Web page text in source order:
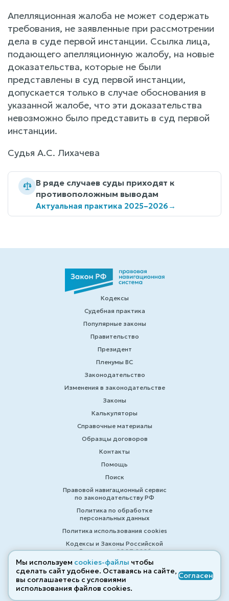
Апелляционная жалоба не может содержать
требования, не заявленные при рассмотрении
дела в суде первой инстанции. Ссылка лица,
подающего апелляционную жалобу, на новые
доказательства, которые не были
представлены в суд первой инстанции,
допускается только в случае обоснования в
указанной жалобе, что эти доказательства
невозможно было представить в суд первой
инстанции.
Судья А.С. Лихачева
В ряде случаев суды приходят к
противоположным выводам
Актуальная практика 2025–2026→
Кодексы
Судебная практика
Популярные законы
Правительство
Президент
Пленумы ВС
Законодательство
Изменения в законодательстве
Законы
Калькуляторы
Справочные материалы
Образцы договоров
Контакты
Помощь
Поиск
Правовой навигационный сервис
по законодательству РФ
Политика по обработке
персональных данных
Политика использования cookies
Кодексы и Законы Российской
Федерации 2007-2026
© ZAKONRF.INFO
Мы используем cookies-файлы чтобы
сделать сайт удобнее. Оставаясь на сайте,
вы соглашаетесь с условиями
использования файлов cооkies.
Согласен